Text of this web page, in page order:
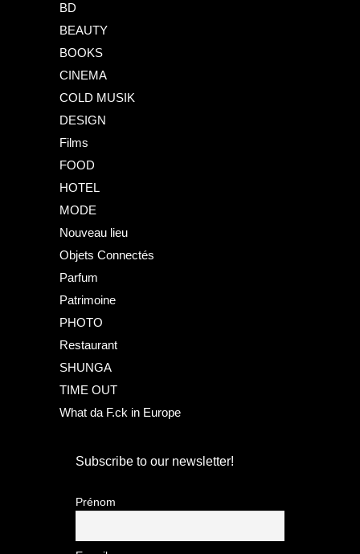
BD
BEAUTY
BOOKS
CINEMA
COLD MUSIK
DESIGN
Films
FOOD
HOTEL
MODE
Nouveau lieu
Objets Connectés
Parfum
Patrimoine
PHOTO
Restaurant
SHUNGA
TIME OUT
What da F.ck in Europe
Subscribe to our newsletter!
Prénom